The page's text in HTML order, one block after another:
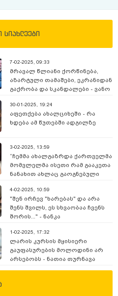
სიახლეები
7-02-2025, 09:33
მრავალ წლიანი ქორწინება,
აზარტული თამაშები, ეკრანიდან
გაქრობა და სკანდალები - ვანო
ამბები
30-01-2025, 19:24
აფეთქება ახალციხეში - რა
ხდება ამ წუთებში ადგილზე
3-02-2025, 13:59
“ჩემმა ახალგაზრდა ქართველმა
მომვლელმა ისეთი რამ გააკეთა
ნანახით ახლაც გაოგნებული
მილიონერი 24 წლის ქართველ
მომვლელზე ?
4-02-2025, 10:59
"შენ ირჩევ "ხარებას" და არა
შენს შვილს, ეს სხვაობაა ჩვენს
შორის..." - ნანკა
დემეტრაძე კოლეგას, მსახიობ
მანანა აბრამიშვილს
მიმართავენ (ვიდეო)
1-02-2025, 17:32
ლარის კურსის მყისიერი
გაუფასურების მოლოდინი არ
არსებობს - ნათია თურნავა